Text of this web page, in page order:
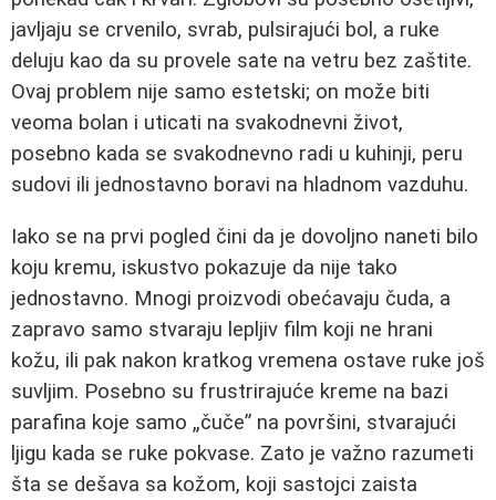
javljaju se crvenilo, svrab, pulsirajući bol, a ruke
deluju kao da su provele sate na vetru bez zaštite.
Ovaj problem nije samo estetski; on može biti
veoma bolan i uticati na svakodnevni život,
posebno kada se svakodnevno radi u kuhinji, peru
sudovi ili jednostavno boravi na hladnom vazduhu.
Iako se na prvi pogled čini da je dovoljno naneti bilo
koju kremu, iskustvo pokazuje da nije tako
jednostavno. Mnogi proizvodi obećavaju čuda, a
zapravo samo stvaraju lepljiv film koji ne hrani
kožu, ili pak nakon kratkog vremena ostave ruke još
suvljim. Posebno su frustrirajuće kreme na bazi
parafina koje samo „čuče” na površini, stvarajući
ljigu kada se ruke pokvase. Zato je važno razumeti
šta se dešava sa kožom, koji sastojci zaista